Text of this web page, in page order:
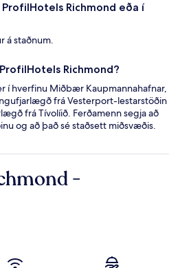
Richmond eða í
á staðnum.
Richmond?
í hverfinu Miðbær Kaupmannahafnar,
frá Vesterport-lestarstöðin
frá Tívolíið. Ferðamenn segja að
og að það sé staðsett miðsvæðis.
-